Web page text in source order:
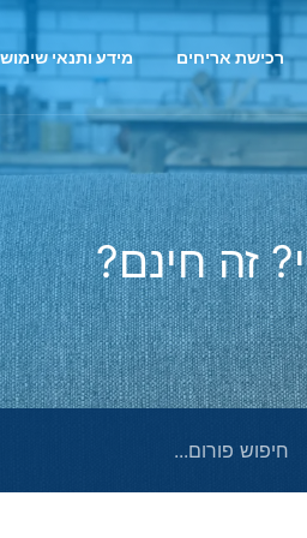
רכישת אריחים מידע ותנאי שימוש
זה חינם?
מענה ל־זה